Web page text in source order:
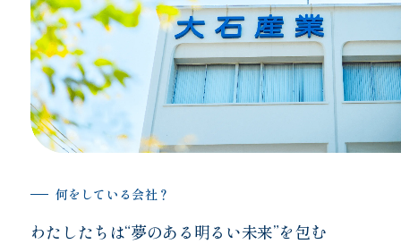
何をしている会社？
わたしたちは“夢のある明るい未来”を包む